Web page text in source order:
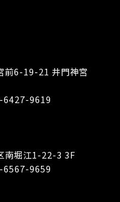
前6-19-21 井門神宮
6427-9619
南堀江1-22-3 3F
6567-9659